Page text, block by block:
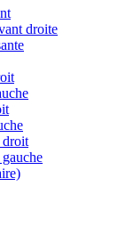
droite
droit